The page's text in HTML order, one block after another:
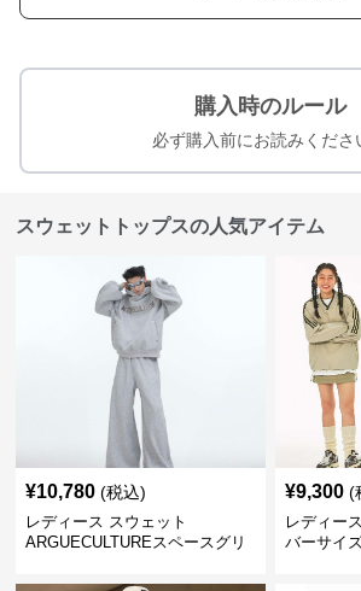
購入時のルール
必ず購入前にお読みくださ
スウェットトップスの人気アイテム
¥10,780 (税込)
レディース スウェット
ARGUECULTUREスペースグリ
¥9,300 (
レディー
バーサイ